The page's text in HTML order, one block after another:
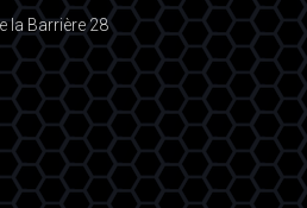
la Barrière 28